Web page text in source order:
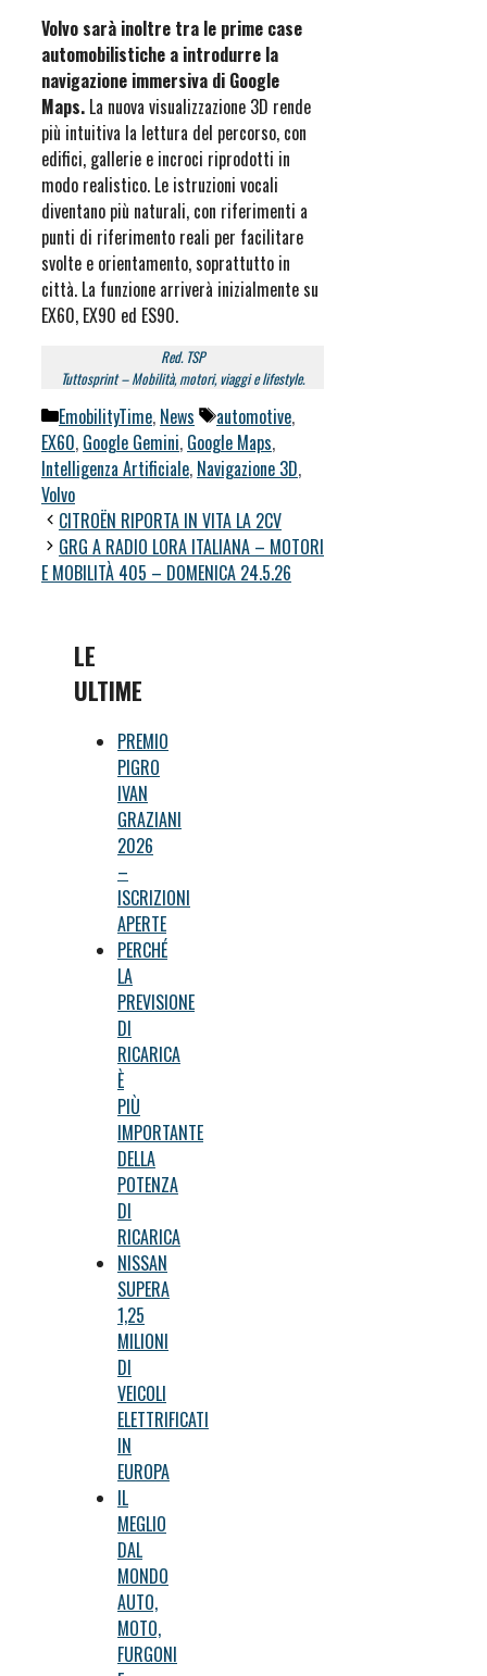
Volvo sarà inoltre tra le prime case
automobilistiche a introdurre la
navigazione immersiva di Google
Maps. La nuova visualizzazione 3D rende
più intuitiva la lettura del percorso, con
edifici, gallerie e incroci riprodotti in
modo realistico. Le istruzioni vocali
diventano più naturali, con riferimenti a
punti di riferimento reali per facilitare
svolte e orientamento, soprattutto in
città. La funzione arriverà inizialmente su
EX60, EX90 ed ES90.
Red. TSP
Tuttosprint – Mobilità, motori, viaggi e lifestyle.
Categorie
EmobilityTime, News Tag
automotive,
EX60, Google Gemini, Google Maps,
Intelligenza Artificiale, Navigazione 3D,
Volvo
CITROËN RIPORTA IN VITA LA 2CV
GRG A RADIO LORA ITALIANA – MOTORI
E MOBILITÀ 405 – DOMENICA 24.5.26
LE
ULTIME
PREMIO
PIGRO
IVAN
GRAZIANI
2026
–
ISCRIZIONI
APERTE
PERCHÉ
LA
PREVISIONE
DI
RICARICA
È
PIÙ
IMPORTANTE
DELLA
POTENZA
DI
RICARICA
NISSAN
SUPERA
1,25
MILIONI
DI
VEICOLI
ELETTRIFICATI
IN
EUROPA
IL
MEGLIO
DAL
MONDO
AUTO,
MOTO,
FURGONI